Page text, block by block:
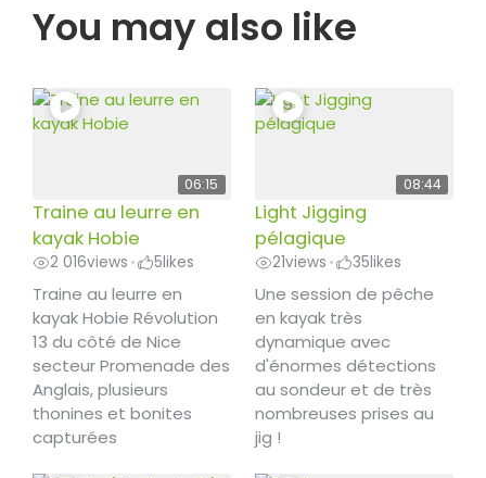
You may also like
06:15
Traine au leurre en
kayak Hobie
2 016views • 5likes
Traine au leurre en
kayak Hobie Révolution
13 du côté de Nice
secteur Promenade des
Anglais, plusieurs
thonines et bonites
capturées
08:44
Light Jigging
pélagique
21views • 35likes
Une session de pêche
en kayak très
dynamique avec
d'énormes détections
au sondeur et de très
nombreuses prises au
jig !